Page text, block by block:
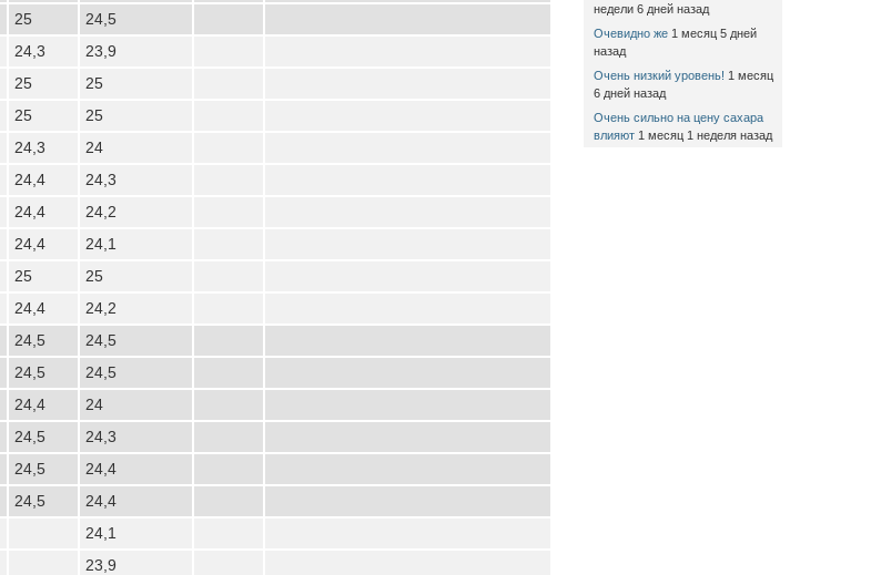
25 24,5
24,3
23,9
25
25
25
25
24,3
24
24,4
24,3
24,4
24,2
24,4
24,1
25
25
24,4 24,2
24,5
24,5
24,5
24,5
24,4
24
24,5
24,3
24,5
24,4
24,5 24,4
24,1
23,9
недели 6 дней назад
Очевидно же 1 месяц 5 дней
назад
Очень низкий уровень! 1 месяц
6 дней назад
Очень сильно на цену сахара
влияют 1 месяц 1 неделя назад